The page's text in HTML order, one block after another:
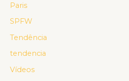
Paris
SPFW
Tendência
tendencia
Vídeos